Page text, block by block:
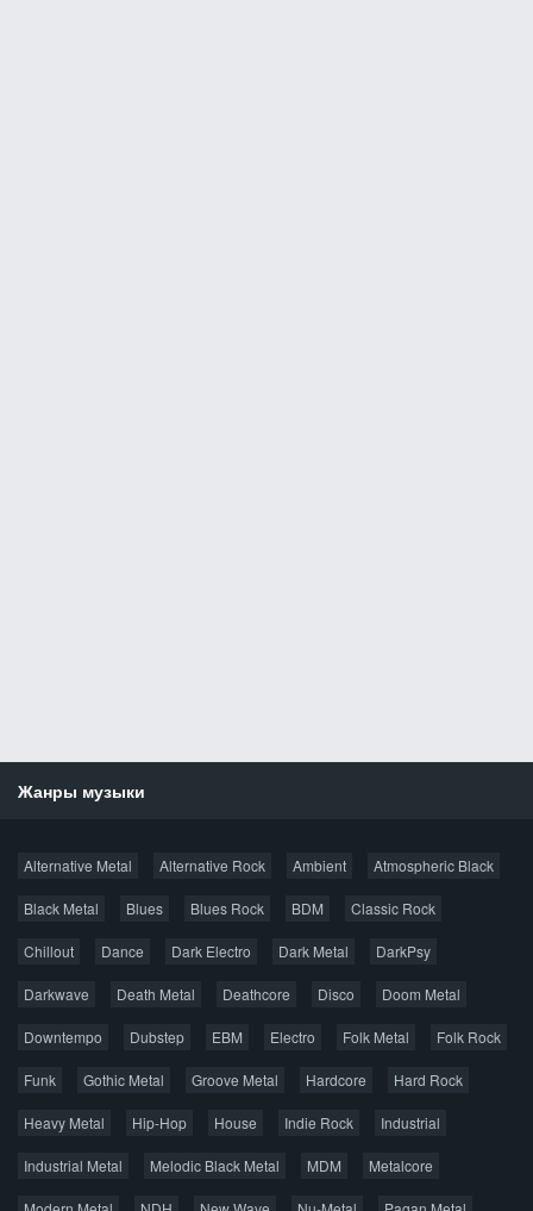
Жанры музыки
Alternative Metal Alternative Rock Ambient Atmospheric Black
Black Metal Blues Blues Rock BDM Classic Rock
Chillout Dance Dark Electro Dark Metal DarkPsy
Darkwave Death Metal Deathcore Disco Doom Metal
Downtempo Dubstep EBM Electro Folk Metal Folk Rock
Funk Gothic Metal Groove Metal Hardcore Hard Rock
Heavy Metal Hip-Hop House Indie Rock Industrial
Industrial Metal Melodic Black Metal MDM Metalcore
Новые раздачи
Популярное за сутки
Главная Поиск по сайту
Карта сайта
Джаз
Метал Поп Рэп Рок Шансон